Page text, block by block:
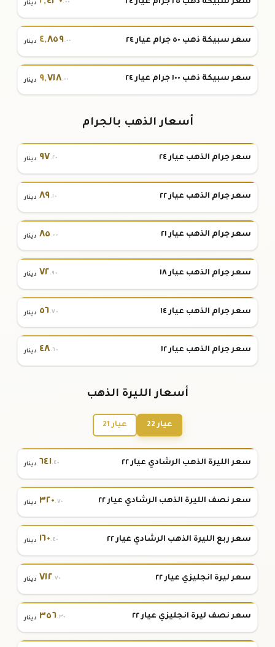
سعر سبيكة ذهب ٢٥ جرام عيار ٢٤ .٠٠ دينار
سعر سبيكة ذهب ٥٠ جرام عيار ٢٤ ٤,٨٥٩.٠٠ دينار
سعر سبيكة ذهب ١٠٠ جرام عيار ٢٤ ٩,٧١٨.٠٠ دينار
أسعار الذهب بالجرام
سعر جرام الذهب عيار ٢٤ ٩٧.٢٠ دينار
سعر جرام الذهب عيار ٢٢ ٨٩.١٠ دينار
سعر جرام الذهب عيار ٢١ ٨٥ .٠٠ دينار
سعر جرام الذهب عيار ١٨ ٧٢.٩٠ دينار
سعر جرام الذهب عيار ١٤ ٥٦.٧٠ دينار
سعر جرام الذهب عيار ١٢ ٤٨.٦٠ دينار
أسعار الليرة الذهب
عيار 22 عيار 21
سعر الليرة الذهب الرشادي عيار ٢٢ ٦٤١.٤٠ دينار
سعر نصف الليرة الذهب الرشادي عيار ٢٢ ٣٢٠.٧٠ دينار
سعر ربع الليرة الذهب الرشادي عيار ٢٢ ١٦٠.٤٠ دينار
سعر ليرة انجليزي عيار ٢٢ ٧١٢.٧٠ دينار
سعر نصف ليرة انجليزي عيار ٢٢ ٣٥٦.٣٠ دينار